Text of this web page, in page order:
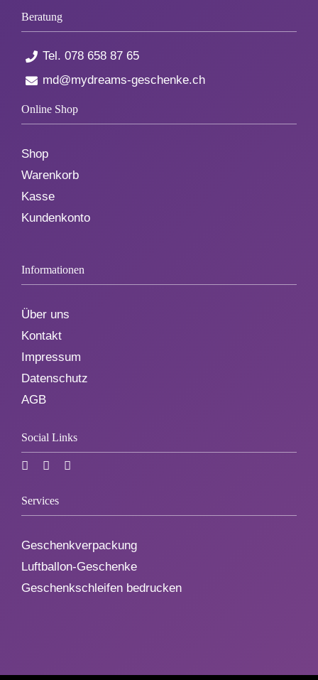
Beratung
Tel. 078 658 87 65
md@mydreams-geschenke.ch
Online Shop
Shop
Warenkorb
Kasse
Kundenkonto
Informationen
Über uns
Kontakt
Impressum
Datenschutz
AGB
Social Links
Services
Geschenkverpackung
Luftballon-Geschenke
Geschenkschleifen bedrucken